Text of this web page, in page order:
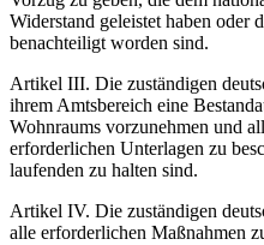
Widerstand geleistet haben oder
benachteiligt worden sind.
Artikel III. Die zuständigen
ihrem Amtsbereich eine
Wohnraums vorzunehmen und
erforderlichen Unterlagen zu
laufenden zu halten sind.
Artikel IV. Die zuständigen
alle erforderlichen Maßnahmen